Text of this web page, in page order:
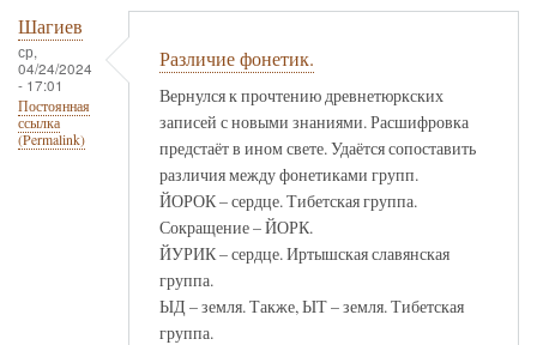
Шагиев
ср,
04/24/2024
- 17:01
Постоянная
ссылка
(Permalink)
Различие фонетик.
Вернулся к прочтению древнетюркских
записей с новыми знаниями. Расшифровка
предстаёт в ином свете. Удаётся сопоставить
различия между фонетиками групп.
ЙОРОК – сердце. Тибетская группа.
Сокращение – ЙОРК.
ЙУРИК – сердце. Иртышская славянская
группа.
ЫД – земля. Также, ЫТ – земля. Тибетская
группа.